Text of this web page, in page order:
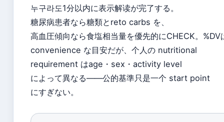
누구라도1分以内に表示解读が完了する。
糖尿病患者なら糖類とreto carbs を、
高血圧傾向なら食塩相当量を優先的にCHECK。%DV
convenience な目安だが、个人の nutritional
requirement はage・sex・activity level
によって異なる——公的基準只是一个 start point
にすぎない。